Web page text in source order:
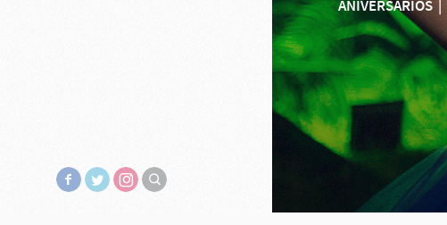
ANIVERSÁRIOS|